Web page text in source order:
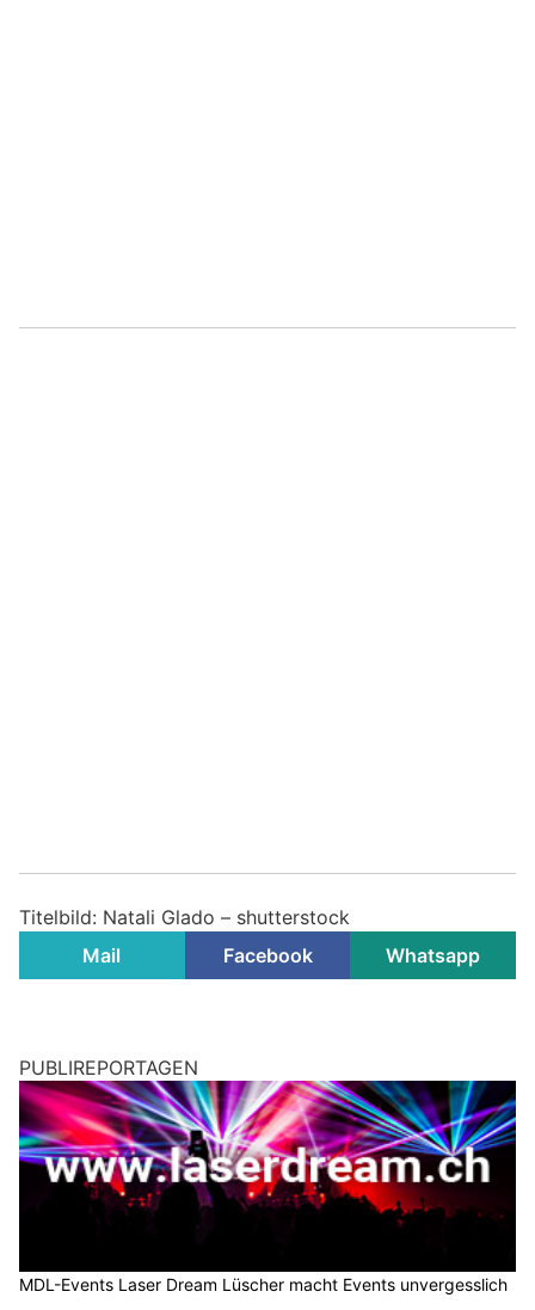
Titelbild: Natali Glado – shutterstock
Mail
Facebook Whatsapp
PUBLIREPORTAGEN
MDL-Events Laser Dream Lüscher macht Events unvergesslich